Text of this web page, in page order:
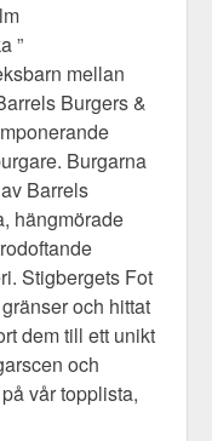
”
mellan
Burgers &
Burgarna
Barrels
hängmörade
Stigbergets Fot
och hittat
dem till ett unikt
och
vår topplista,